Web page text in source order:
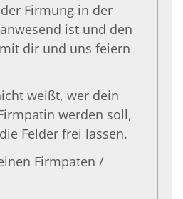
Firmung in der
ist und den
dir und uns feiern
weißt, wer dein
werden soll,
Felder frei lassen.
Firmpaten /